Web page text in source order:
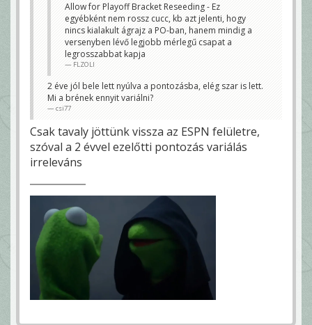
Allow for Playoff Bracket Reseeding - Ez
egyébként nem rossz cucc, kb azt jelenti, hogy
nincs kialakult ágrajz a PO-ban, hanem mindig a
versenyben lévő legjobb mérlegű csapat a
legrosszabbat kapja
FLZOLI
2 éve jól bele lett nyúlva a pontozásba, elég szar is lett.
Mi a brének ennyit variálni?
csi77
Csak tavaly jöttünk vissza az ESPN felületre,
szóval a 2 évvel ezelőtti pontozás variálás
irreleváns